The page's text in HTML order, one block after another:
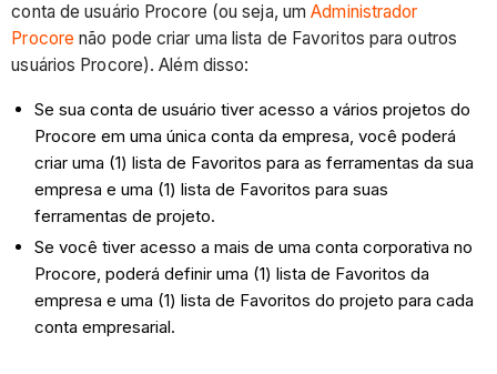
conta de usuário Procore (ou seja, umAdministrador
Procore não pode criar uma lista de Favoritos para outros
usuários Procore). Além disso:
Se sua conta de usuário tiver acesso a vários projetos do
Procore em uma única conta da empresa, você poderá
criar uma (1) lista de Favoritos para as ferramentas da sua
empresa e uma (1) lista de Favoritos para suas
ferramentas de projeto.
Se você tiver acesso a mais de uma conta corporativa no
Procore, poderá definir uma (1) lista de Favoritos da
empresa e uma (1) lista de Favoritos do projeto para cada
conta empresarial.